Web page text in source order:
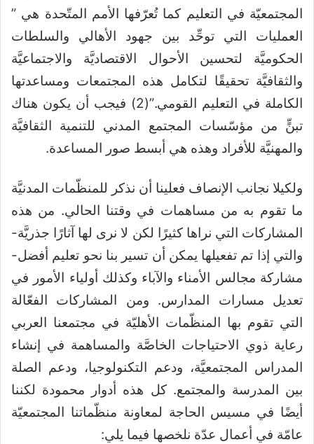
المجتمعيّة في التعليم كما تُعرّفها الأمم المتّحدة هي ”
العمليات التي توحِّد بين جهود الأهالي والسلطات
الحكوميَّة لتحسين الأحوال الاقتصاديَّة والاجتماعيَّة
والثقافيَّة تحقيقًا لتكامل هذه المجتمعات ومساعدتها
الكاملة في التعليم القومي.”(2)
فيجب أن يكون هناك
تبنٍّ من مؤسّسات المجتمع المدني للتنمية الثقافيَّة
والمهنيَّة للأفراد وهذه هي أبسط صور المساعدة.
ولكيلا نجانب الإنصاف فعلينا أن نذكر للمنظّمات المدنيَّة
ما تقوم به من مساهمات في وقتنا الحالي. من هذه
المشاركات التي نراها كثيرًا لكن لا نرى لها آثارًا جذريَّة-
والتي إذا تم تفعيلها يمكن أن تسير بنا نحو تعليم أفضل-
مشاركة مجالس الأمناء والآباء وكذلك أولياء الأمور في
تعديل مسارات المدارس. ومن المشاركات الفعّالة
التي تقوم بها المنظّمات الأهليّة في مجتمعنا العربي
رعاية ذوي الاحتياجات الخاصَّة والمساهمة في إنشاء
المدراس المجتمعيَّة، ودعم التكنولوجيا، ودعم الصلة
بين المدرسة والمجتمع. كل هذه أدوار محمودة لكننا
أيضًا في مسيس الحاجة لمعاونة منظّماتنا المجتمعيّة
عامّة في أعمال عدّة نلخصها فيما يلي: